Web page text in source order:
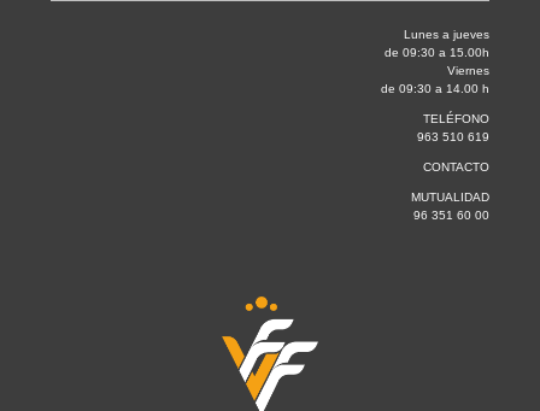
Lunes a jueves
de 09:30 a 15.00h
Viernes
de 09:30 a 14.00 h
TELÉFONO
963 510 619
CONTACTO
MUTUALIDAD
96 351 60 00